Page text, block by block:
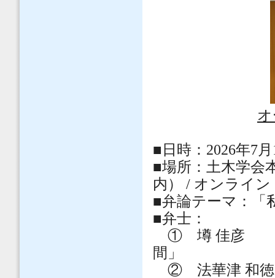
■日時：2026年7
■場所：土木学会
内） / オンライン
■弁論テーマ：「
■弁士：
① 墫 佳彦 土
間」
② 法華津 和徳